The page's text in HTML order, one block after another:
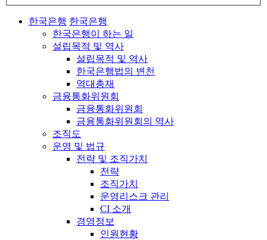
한국은행 한국은행
한국은행이 하는 일
설립목적 및 역사
설립목적 및 역사
한국은행법의 변천
역대총재
금융통화위원회
금융통화위원회
금융통화위원회의 역사
조직도
운영 및 법규
전략 및 조직가치
전략
조직가치
운영리스크 관리
CI 소개
경영정보
인원현황